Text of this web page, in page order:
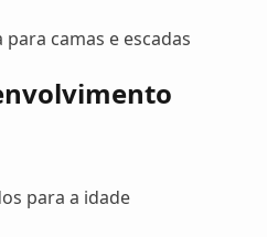
camas e escadas
para a idade